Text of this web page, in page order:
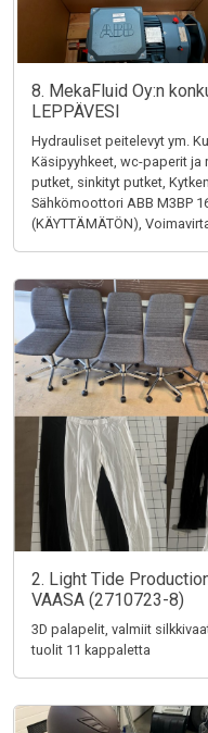
8. MekaFluid Oy:n
LEPPÄVESI
Hydrauliset peitelevyt ym.
Käsipyyhkeet, wc-paperit
putket, sinkityt putket,
Sähkömoottori ABB M3BP
(KÄYTTÄMÄTÖN),
2. Light Tide
VAASA (2710723-8)
3D palapelit, valmiit
tuolit 11 kappaletta